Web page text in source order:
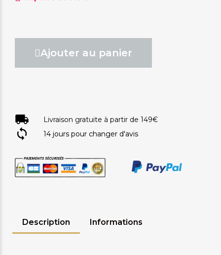
Ajouter au panier
Livraison gratuite à partir de 149€
14 jours pour changer d'avis
Description Informations